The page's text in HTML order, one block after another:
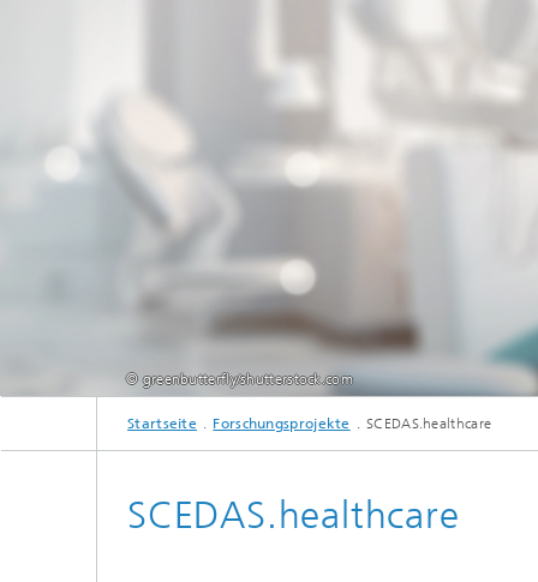
© greenbutterfly/shutterstock.com
Startseite Forschungsprojekte SCEDAS.healthcare
SCEDAS.healthcare